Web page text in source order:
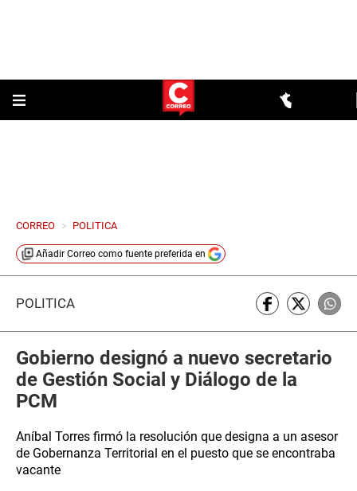
CORREO > POLITICA
Añadir Correo como fuente preferida en
POLÍTICA
Gobierno designó a nuevo secretario
de Gestión Social y Diálogo de la
PCM
Aníbal Torres firmó la resolución que designa a un asesor
de Gobernanza Territorial en el puesto que se encontraba
vacante